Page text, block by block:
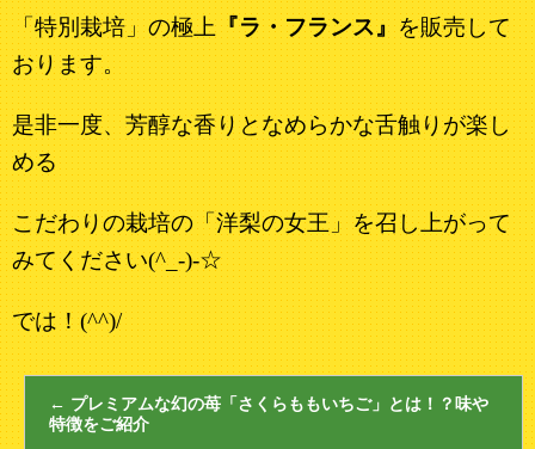
「特別栽培」の極上『ラ・フランス』を販売して
おります。
是非一度、芳醇な香りとなめらかな舌触りが楽し
める
こだわりの栽培の「洋梨の女王」を召し上がって
みてください(^_-)-☆
では！(^^)/
← プレミアムな幻の苺「さくらももいちご」とは！？味や
特徴をご紹介